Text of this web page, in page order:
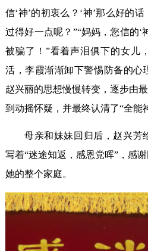
信‘神’的初衷么？‘神’那么好的
过得好一点呢？”“妈妈，您信的‘
被骗了！”看着声泪俱下的女儿
活，李霞渐渐卸下警惕防备的心
赵兴丽的思想慢慢转变，逐步由
到动摇怀疑，并最终认清了“全能
母亲和妹妹回归后，赵兴芳
写着“迷途知返，感恩党晖”，感
她的整个家庭。